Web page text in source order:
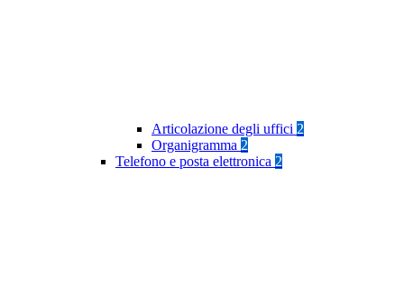
Articolazione degli uffici 2
Organigramma 2
Telefono e posta elettronica 2